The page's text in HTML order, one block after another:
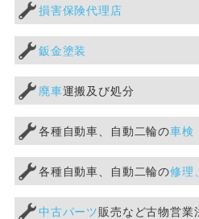
損害保険代理店
鈑金塗装
廃車運搬及び処分
各種自動車、自動二輪の車検
各種自動車、自動二輪の修理
中古パーツ販売など古物営業